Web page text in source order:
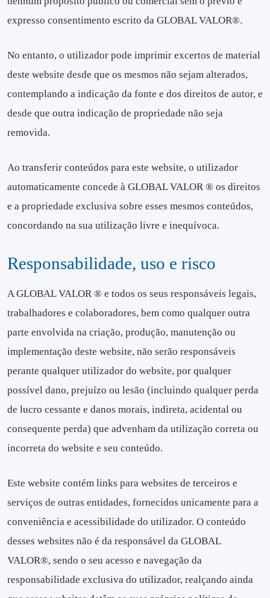
expresso consentimento escrito da GLOBAL VALOR®.
No entanto, o utilizador pode imprimir excertos de material
deste website desde que os mesmos não sejam alterados,
contemplando a indicação da fonte e dos direitos de autor, e
desde que outra indicação de propriedade não seja
removida.
Ao transferir conteúdos para este website, o utilizador
automaticamente concede à GLOBAL VALOR ® os direitos
e a propriedade exclusiva sobre esses mesmos conteúdos,
concordando na sua utilização livre e inequívoca.
Responsabilidade, uso e risco
A GLOBAL VALOR ® e todos os seus responsáveis legais,
trabalhadores e colaboradores, bem como qualquer outra
parte envolvida na criação, produção, manutenção ou
implementação deste website, não serão responsáveis
perante qualquer utilizador do website, por qualquer
possível dano, prejuízo ou lesão (incluindo qualquer perda
de lucro cessante e danos morais, indireta, acidental ou
consequente perda) que advenham da utilização correta ou
incorreta do website e seu conteúdo.
Este website contém links para websites de terceiros e
serviços de outras entidades, fornecidos unicamente para a
conveniência e acessibilidade do utilizador. O conteúdo
desses websites não é da responsável da GLOBAL
VALOR®, sendo o seu acesso e navegação da
responsabilidade exclusiva do utilizador, realçando ainda